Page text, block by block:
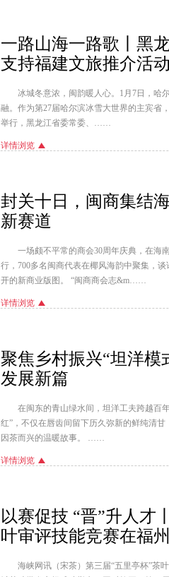
一路山海一路歌丨黑
支持福建文旅推介活
冰城冬意浓，闽韵暖人心。1月7日，哈
融。作为第27届哈尔滨冰雪大世界的主宾省
举行，黑龙江省委常委、……
详情浏览
封关十日，闽商集结
新赛道
一场颇不平常的商会30周年庆典，在海
行，700多名闽商代表在椰风海韵中聚集，
开的新商业版图。 “闽商商会志&m……
详情浏览
聚焦乡村振兴“坦洋模
发展新篇
在闽东的青山绿水间，坦洋工夫跨越百
红”，不仅在唇齿间留下历久弥新的鲜纯清
因茶而兴的温暖故事。 ……
详情浏览
以赛促技 “晋”升人才
叶审评技能竞赛在福
海峡网讯（宋茶）第三届“五里亭杯”茶